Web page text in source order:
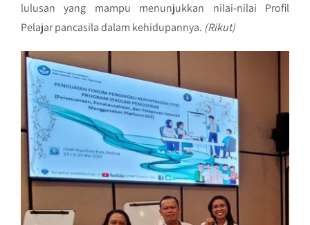
lulusan yang mampu menunjukkan nilai-nilai Profil
Pelajar pancasila dalam kehidupannya. (Rikut)